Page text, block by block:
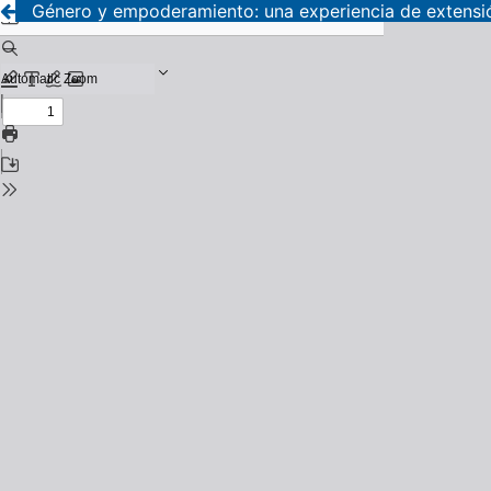
Género y empoderamiento: una experiencia de